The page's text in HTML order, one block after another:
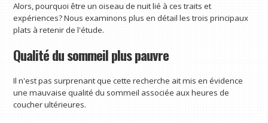
Alors, pourquoi être un oiseau de nuit lié à ces traits et
expériences? Nous examinons plus en détail les trois principaux
plats à retenir de l'étude.
Qualité du sommeil plus pauvre
Il n'est pas surprenant que cette recherche ait mis en évidence
une mauvaise qualité du sommeil associée aux heures de
coucher ultérieures.